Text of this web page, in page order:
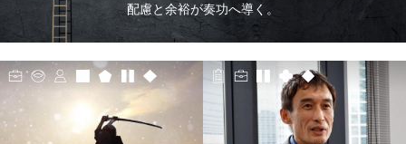
配慮と余裕が奏功へ導く。